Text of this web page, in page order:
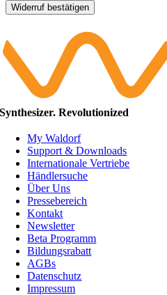
Widerruf bestätigen
Synthesizer. Revolutionized
My Waldorf
Support & Downloads
Internationale Vertriebe
Händlersuche
Über Uns
Pressebereich
Kontakt
Newsletter
Beta Programm
Bildungsrabatt
AGBs
Datenschutz
Impressum